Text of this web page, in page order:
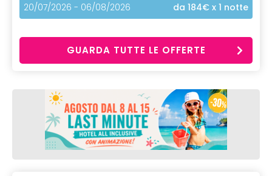
20/07/2026 - 06/08/2026
da 184€ x 1 notte
GUARDA TUTTE LE OFFERTE